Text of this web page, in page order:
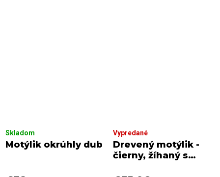
Motýlik okrúhly dub
Skladom
Drevený motýlik -
čierny, žíhaný s
Vypredané